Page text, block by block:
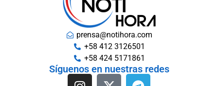
prensa@notihora.com
+58 412 3126501
+58 424 5171861
Síguenos en nuestras redes